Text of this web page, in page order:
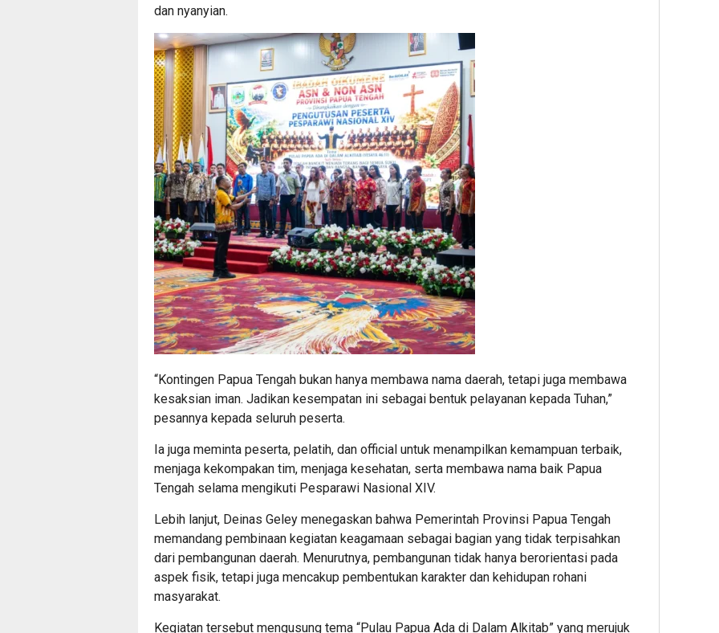
dan nyanyian.
“Kontingen Papua Tengah bukan hanya membawa nama daerah, tetapi juga membawa
kesaksian iman. Jadikan kesempatan ini sebagai bentuk pelayanan kepada Tuhan,”
pesannya kepada seluruh peserta.
Ia juga meminta peserta, pelatih, dan official untuk menampilkan kemampuan terbaik,
menjaga kekompakan tim, menjaga kesehatan, serta membawa nama baik Papua
Tengah selama mengikuti Pesparawi Nasional XIV.
Lebih lanjut, Deinas Geley menegaskan bahwa Pemerintah Provinsi Papua Tengah
memandang pembinaan kegiatan keagamaan sebagai bagian yang tidak terpisahkan
dari pembangunan daerah. Menurutnya, pembangunan tidak hanya berorientasi pada
aspek fisik, tetapi juga mencakup pembentukan karakter dan kehidupan rohani
masyarakat.
Kegiatan tersebut mengusung tema “Pulau Papua Ada di Dalam Alkitab” yang merujuk